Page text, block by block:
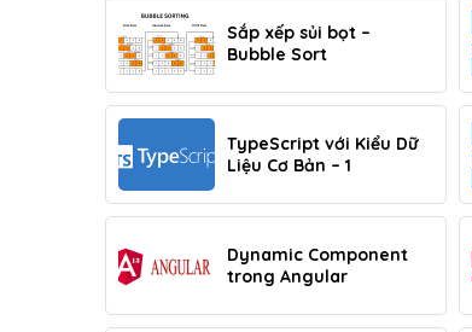
Sắp xếp sủi bọt –
Bubble Sort
TypeScript với Kiểu Dữ
Liệu Cơ Bản – 1
Dynamic Component
trong Angular